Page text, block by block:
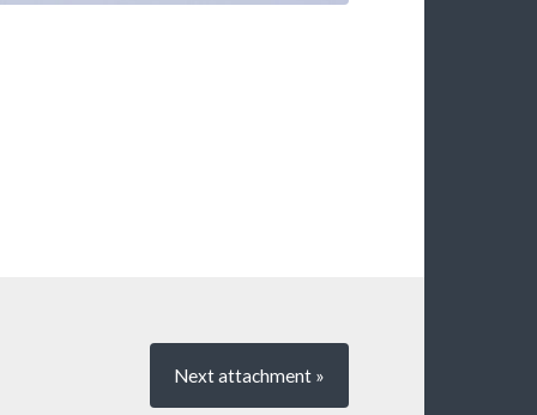
Nextattachment »